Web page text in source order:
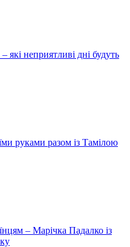
неприятливі дні будуть
руками разом із Тамілою
– Марічка Падалко із